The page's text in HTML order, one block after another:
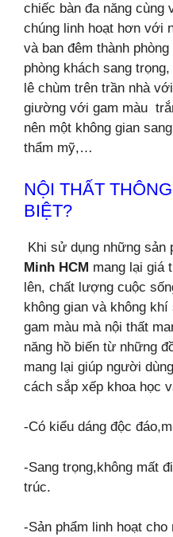
chiếc bàn đa năng cùng
chúng linh hoạt hơn với
và ban đêm thành
phòng khách sang
lê chùm trên trần nhà
giường với gam màu
nên một không gian
thẩm mỹ,…
NỘI THẤT
BIỆT?
Khi sử dụng những sản
Minh HCM mang lại giá
lên, chất lượng cuộc
không gian và không khí
gam màu mà nội thất
năng hồ biến từ những
mang lại giúp người
cách sắp xếp khoa học
-Có kiểu dáng độc
-Sang trọng,không mất
trúc.
-Sản phẩm linh hoạt